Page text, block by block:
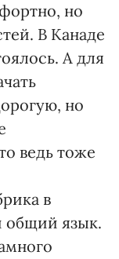
но
В Канаде
А для
но
ведь тоже
в
общий язык.